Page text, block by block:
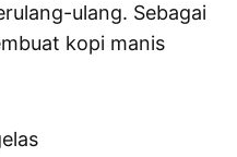
ulang. Sebagai
kopi manis